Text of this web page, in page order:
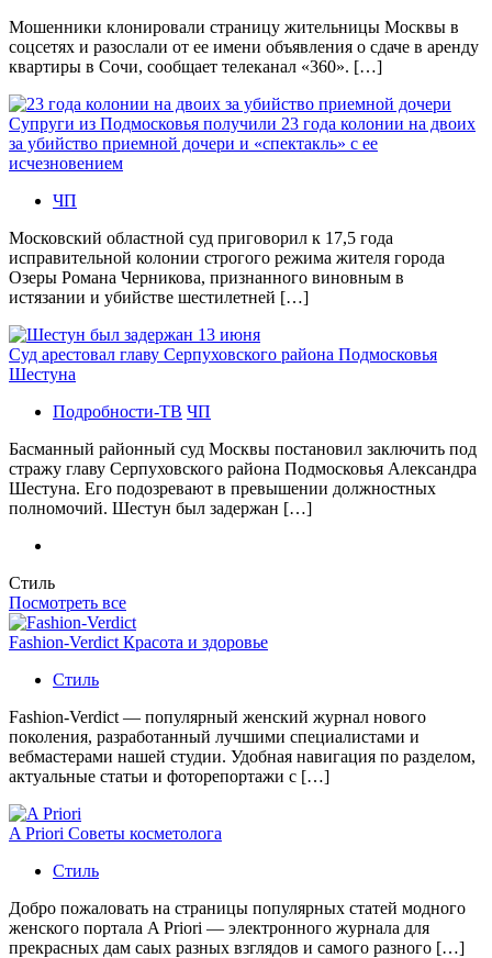
Мошенники клонировали страницу жительницы Москвы в
соцсетях и разослали от ее имени объявления о сдаче в аренду
квартиры в Сочи, сообщает телеканал «360». […]
Супруги из Подмосковья получили 23 года колонии на двоих
за убийство приемной дочери и «спектакль» с ее
исчезновением
ЧП
Московский областной суд приговорил к 17,5 года
исправительной колонии строгого режима жителя города
Озеры Романа Черникова, признанного виновным в
истязании и убийстве шестилетней […]
Суд арестовал главу Серпуховского района Подмосковья
Шестуна
Подробности-ТВ ЧП
Басманный районный суд Москвы постановил заключить под
стражу главу Серпуховского района Подмосковья Александра
Шестуна. Его подозревают в превышении должностных
полномочий. Шестун был задержан […]
Стиль
Посмотреть все
Fashion-Verdict Красота и здоровье
Стиль
Fashion-Verdict — популярный женский журнал нового
поколения, разработанный лучшими специалистами и
вебмастерами нашей студии. Удобная навигация по разделом,
актуальные статьи и фоторепортажи с […]
A Priori Советы косметолога
Стиль
Добро пожаловать на страницы популярных статей модного
женского портала A Priori — электронного журнала для
прекрасных дам саых разных взглядов и самого разного […]